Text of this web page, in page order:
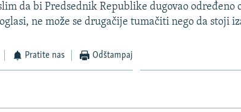
da bi Predsednik Republike dugovao određeno
ne može se drugačije tumačiti nego da stoji
Pratite nas Odštampaj